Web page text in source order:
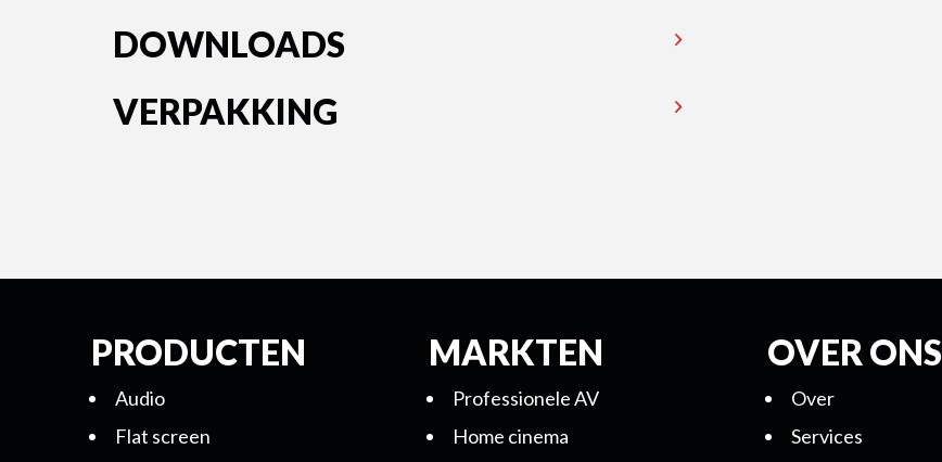
DOWNLOADS
VERPAKKING
PRODUCTEN
Audio
Flat screen
MARKTEN
Professionele AV
Home cinema
OVER ONS
Over
Services